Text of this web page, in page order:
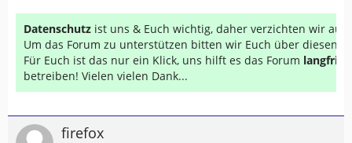
Datenschutz ist uns & Euch wichtig, daher verzichten wir auf
Um das Forum zu unterstützen bitten wir Euch über diesen
Für Euch ist das nur ein Klick, uns hilft es das Forum
betreiben! Vielen vielen Dank...
firefox